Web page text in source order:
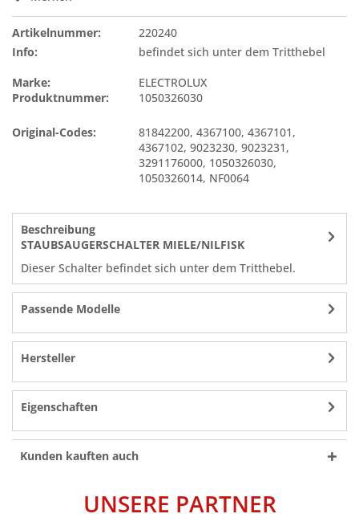
Artikelnummer:
220240
Info:
befindet sich unter dem Tritthebel
Marke:
ELECTROLUX
Produktnummer:
1050326030
Original-Codes: 81842200,4367100,4367101 ,
4367102,9023230,9023231 ,
3291176000, 1050326030,
1050326014, NF0064
Beschreibung
STAUBSAUGERSCHALTER MIELE/NILFISK
Dieser Schalter befindet sich unter dem Tritthebel.
Passende Modelle
Hersteller
Eigenschaften
Kunden kauften auch
UNSERE PARTNER